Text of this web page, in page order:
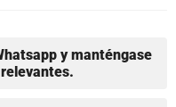
y manténgase